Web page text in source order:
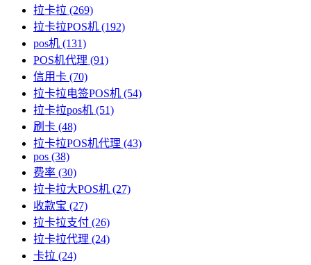
拉卡拉 (269)
拉卡拉POS机 (192)
pos机 (131)
POS机代理 (91)
信用卡 (70)
拉卡拉电签POS机 (54)
拉卡拉pos机 (51)
刷卡 (48)
拉卡拉POS机代理 (43)
pos (38)
费率 (30)
拉卡拉大POS机 (27)
收款宝 (27)
拉卡拉支付 (26)
拉卡拉代理 (24)
卡拉 (24)